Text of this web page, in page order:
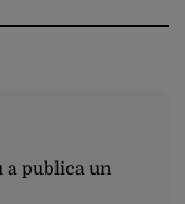
a publica un